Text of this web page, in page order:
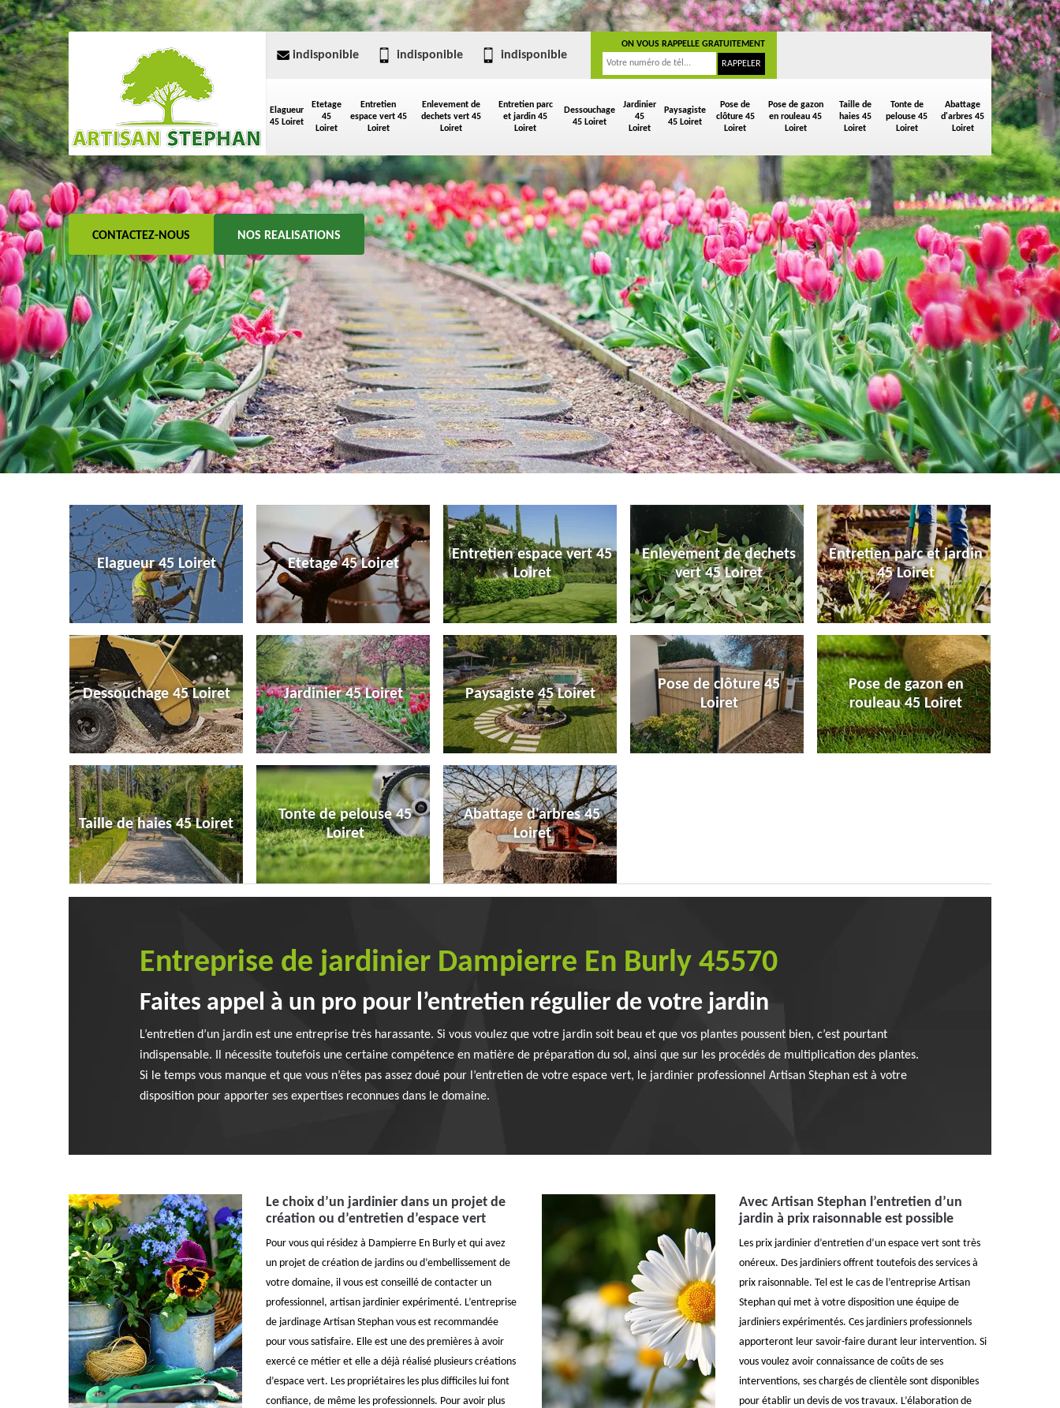
Elagueur
45 Loiret
Etetage
45
Loiret
Entretien
espace vert 45
Loiret
Enlevement de
dechets vert 45
Loiret
Entretien parc
et jardin 45
Loiret
Dessouchage
45 Loiret
Jardinier
45
Loiret
Paysagiste
45 Loiret
Pose de
clôture 45
Loiret
Pose de gazon
en rouleau 45
Loiret
Taille de
haies 45
Loiret
Tonte de
pelouse 45
Loiret
Abattage
d'arbres 45
Loiret
indisponible indisponible indisponible
ON VOUS RAPPELLE GRATUITEMENT
CONTACTEZ-NOUS NOS REALISATIONS
Elagueur 45 Loiret Etetage 45 Loiret
Entretien espace vert 45
Loiret
Enlevement de dechets
vert 45 Loiret
Entretien parc et jardin
45 Loiret
Dessouchage 45 Loiret Jardinier 45 Loiret Paysagiste 45 Loiret
Pose de clôture 45
Loiret
Pose de gazon en
rouleau 45 Loiret
Taille de haies 45 Loiret
Tonte de pelouse 45
Loiret
Abattage d'arbres 45
Loiret
Entreprise de jardinier Dampierre En Burly 45570
Faites appel à un pro pour l’entretien régulier de votre jardin
L’entretien d’un jardin est une entreprise très harassante. Si vous voulez que votre jardin soit beau et que vos plantes poussent bien, c’est pourtant
indispensable. Il nécessite toutefois une certaine compétence en matière de préparation du sol, ainsi que sur les procédés de multiplication des plantes.
Si le temps vous manque et que vous n’êtes pas assez doué pour l’entretien de votre espace vert, le jardinier professionnel Artisan Stephan est à votre
disposition pour apporter ses expertises reconnues dans le domaine.
Le choix d’un jardinier dans un projet de
création ou d’entretien d’espace vert
Pour vous qui résidez à Dampierre En Burly et qui avez
un projet de création de jardins ou d’embellissement de
votre domaine, il vous est conseillé de contacter un
professionnel, artisan jardinier expérimenté. L’entreprise
de jardinage Artisan Stephan vous est recommandée
pour vous satisfaire. Elle est une des premières à avoir
exercé ce métier et elle a déjà réalisé plusieurs créations
d’espace vert. Les propriétaires les plus difficiles lui font
confiance, de même les professionnels. Pour avoir plus
Avec Artisan Stephan l’entretien d’un
jardin à prix raisonnable est possible
Les prix jardinier d’entretien d’un espace vert sont très
onéreux. Des jardiniers offrent toutefois des services à
prix raisonnable. Tel est le cas de l’entreprise Artisan
Stephan qui met à votre disposition une équipe de
jardiniers expérimentés. Ces jardiniers professionnels
apporteront leur savoir-faire durant leur intervention. Si
vous voulez avoir connaissance de coûts de ses
interventions, ses chargés de clientèle sont disponibles
pour établir un devis de vos travaux. L’élaboration de